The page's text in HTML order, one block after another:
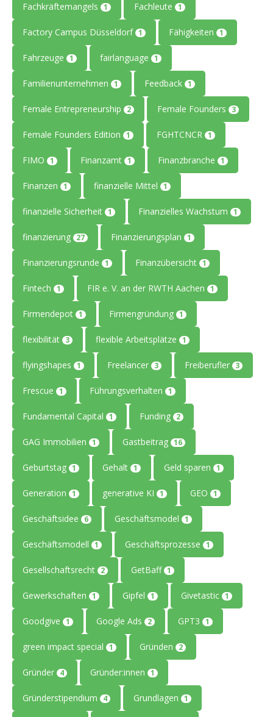
Fachkräftemangels 1 Fachleute 1
Factory Campus Düsseldorf 1 Fähigkeiten 1
Fahrzeuge 1 fairlanguage 1
Familienunternehmen 1 Feedback 1
Female Entrepreneurship 2 Female Founders 3
Female Founders Edition 1 FGHTCNCR 1
FIMO 1 Finanzamt 1 Finanzbranche 1
Finanzen 1 finanzielle Mittel 1
finanzielle Sicherheit 1 Finanzielles Wachstum 1
finanzierung 27 Finanzierungsplan 1
Finanzierungsrunde 1 Finanzübersicht 1
Fintech 1 FIR e. V. an der RWTH Aachen 1
Firmendepot 1 Firmengründung 1
flexibilität 3 flexible Arbeitsplätze 1
flyingshapes 1 Freelancer 3 Freiberufler 3
Frescue 1 Führungsverhalten 1
Fundamental Capital 1 Funding 2
GAG Immobilien 1 Gastbeitrag 16
Geburtstag 1 Gehalt 1 Geld sparen 1
Generation 1 generative KI 1 GEO 1
Geschäftsidee 6 Geschäftsmodel 1
Geschäftsmodell 1 Geschäftsprozesse 1
Gesellschaftsrecht 2 GetBaff 1
Gewerkschaften 1 Gipfel 1 Givetastic 1
Goodgive 1 Google Ads 2 GPT3 1
green impact special 1 Gründen 2
Gründer 4 Gründer:innen 1
Gründerstipendium 4 Grundlagen 1